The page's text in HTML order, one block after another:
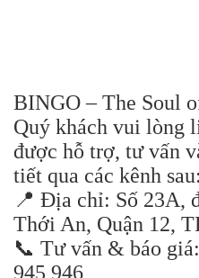
BINGO – The Soul
Quý khách vui lòng
được hỗ trợ, tư vấn
tiết qua các kênh sau:
📍 Địa chỉ: Số 23A,
Thới An, Quận 12,
📞 Tư vấn & báo
945 946